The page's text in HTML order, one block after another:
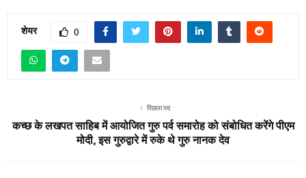
शेयर 0
पिछला पद
कच्छ के लखपत साहिब में आयोजित गुरु पर्व समारोह को संबोधित करेंगे पीएम
मोदी, इस गुरुद्वारे में रुके थे गुरु नानक देव